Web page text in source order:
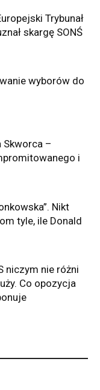
Trybunał
skargę SONŚ
wyborów do
Skworca –
i
Nikt
tyle, ile Donald
niczym nie różni
Co opozycja